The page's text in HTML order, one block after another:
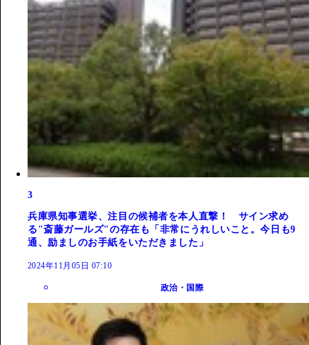
3
兵庫県知事選挙、注目の候補者を本人直撃！ サイン求め
る"斎藤ガールズ"の存在も「非常にうれしいこと。今日も9
通、励ましのお手紙をいただきました」
2024年11月05日 07:10
政治・国際